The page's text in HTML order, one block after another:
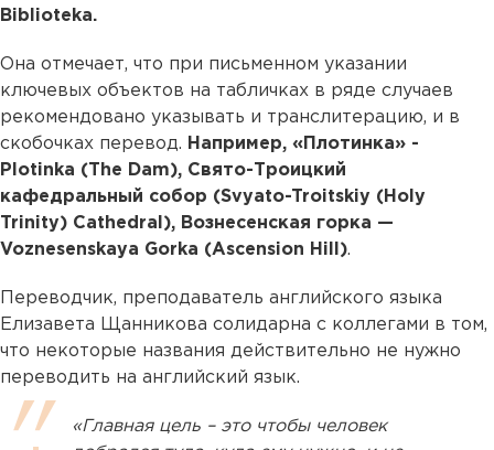
Biblioteka.
Она отмечает, что при письменном указании
ключевых объектов на табличках в ряде случаев
рекомендовано указывать и транслитерацию, и в
скобочках перевод. Например, «Плотинка» -
Plotinka (The Dam), Свято-Троицкий
кафедральный собор (Svyato-Troitskiy (Holy
Trinity) Cathedral), Вознесенская горка —
Voznesenskaya Gorka (Ascension Hill).
Переводчик, преподаватель английского языка
Елизавета Щанникова солидарна с коллегами в том,
что некоторые названия действительно не нужно
переводить на английский язык.
«Главная цель – это чтобы человек